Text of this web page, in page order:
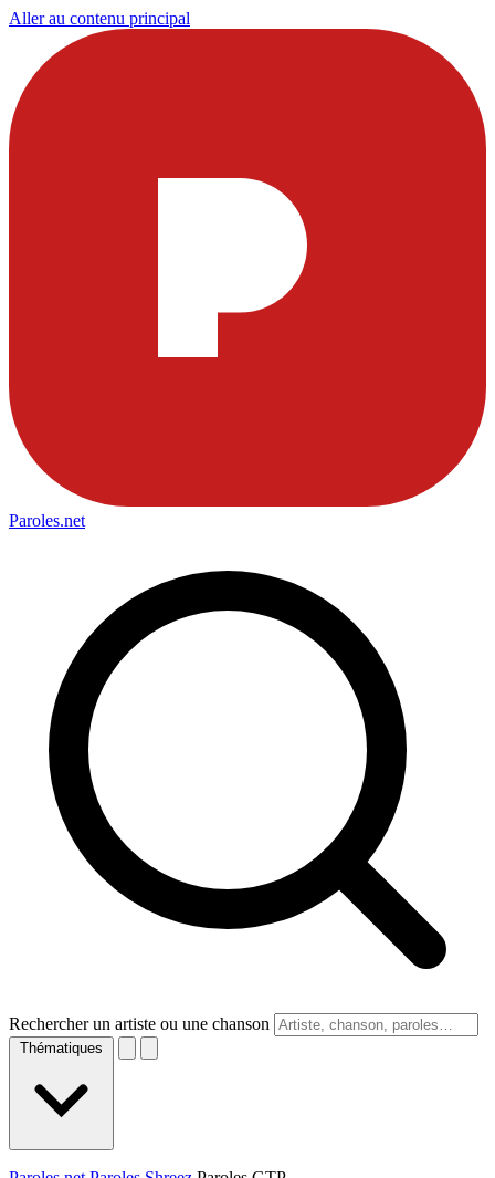
Aller au contenu principal
Paroles.net
Rechercher un artiste ou une chanson
Thématiques